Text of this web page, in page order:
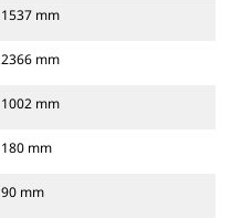
1537 mm
2366 mm
1002 mm
180 mm
90 mm